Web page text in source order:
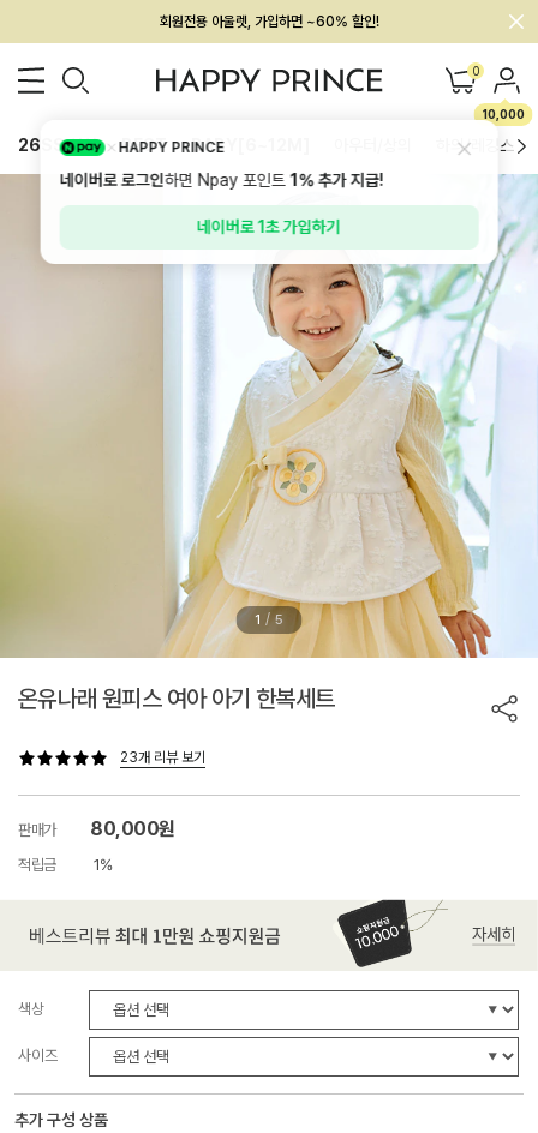
회원전용 아울렛, 가입하면 ~60% 할인!
멤버십 최대 28,000원 혜택 0
10,000
26SS 신상 BEST BABY[6~12M] 하의/레깅스
1 / 5
온유나래 원피스 여아 아기 한복세트
23개 리뷰 보기
판매가 80,000원
적립금 1%
색상
사이즈
추가 구성 상품
HAPPY PRINCE
네이버로 로그인하면 Npay 포인트1%추가 지급!
네이버로 1초 가입하기